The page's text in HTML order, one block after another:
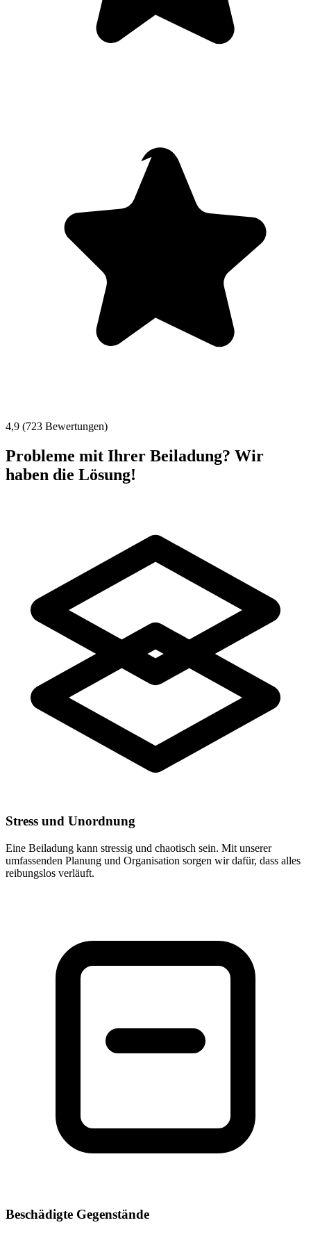
4,9 (723 Bewertungen)
Probleme mit Ihrer Beiladung? Wir
haben die Lösung!
Stress und Unordnung
Eine Beiladung kann stressig und chaotisch sein. Mit unserer
umfassenden Planung und Organisation sorgen wir dafür, dass alles
reibungslos verläuft.
Beschädigte Gegenstände